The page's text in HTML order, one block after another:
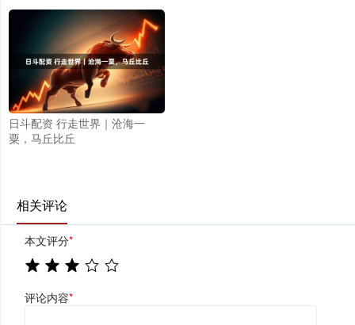
日斗配资 行走世界｜沧海一
粟，马丘比丘
相关评论
本文评分*
评论内容*